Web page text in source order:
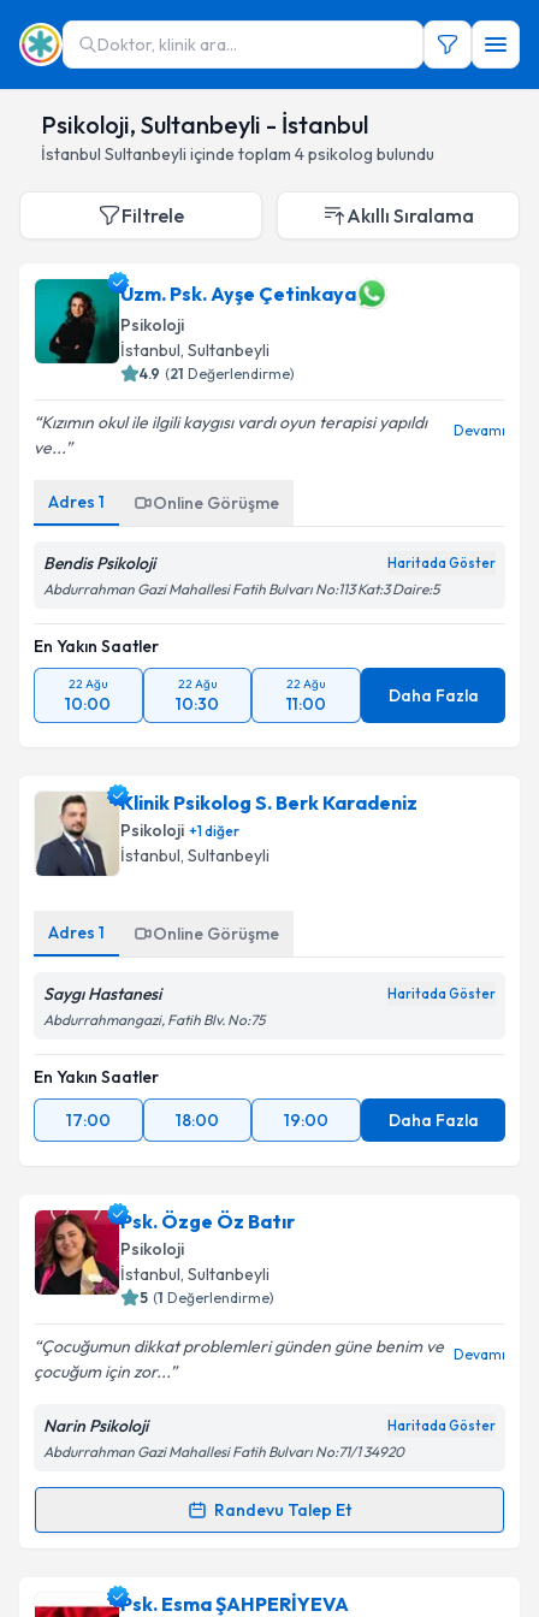
Doktor, klinik ara...
Psikoloji, Sultanbeyli - İstanbul
İstanbul Sultanbeyli içinde toplam 4psikolog bulundu
Filtrele Akıllı Sıralama
Uzm. Psk. Ayşe Çetinkaya
Psikoloji
İstanbul, Sultanbeyli
4.9 (21 Değerlendirme)
Kızımın okul ile ilgili kaygısı vardı oyun terapisi yapıldı
ve...
Devamı
Adres 1 Online Görüşme
Bendis Psikoloji Haritada Göster
Abdurrahman Gazi Mahallesi Fatih Bulvarı No:113 Kat:3 Daire:5
En Yakın Saatler
22 Ağu
10:00
22 Ağu
10:30
22 Ağu
11:00 Daha Fazla
Klinik Psikolog S. Berk Karadeniz
Psikoloji +1diğer
İstanbul, Sultanbeyli
Adres 1 Online Görüşme
Saygı Hastanesi Haritada Göster
Abdurrahmangazi, Fatih Blv. No:75
En Yakın Saatler
17:00
18:00 19:00 Daha Fazla
Psk. Özge Öz Batır
Psikoloji
İstanbul, Sultanbeyli
5 (1 Değerlendirme)
Çocuğumun dikkat problemleri günden güne benim ve
çocuğum için zor...
Devamı
Narin Psikoloji Haritada Göster
Abdurrahman Gazi Mahallesi Fatih Bulvarı No:71/1 34920
Randevu Talep Et
Randevu Takvimi Talebi
Psk. Özge Öz Batıriçin randevu takvimi talebi
Psk. Esma ŞAHPERİYEVA